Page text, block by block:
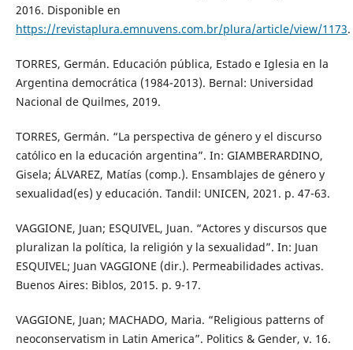
2016. Disponible en
https://revistaplura.emnuvens.com.br/plura/article/view/1173.
TORRES, Germán. Educación pública, Estado e Iglesia en la
Argentina democrática (1984-2013). Bernal: Universidad
Nacional de Quilmes, 2019.
TORRES, Germán. “La perspectiva de género y el discurso
católico en la educación argentina”. In: GIAMBERARDINO,
Gisela; ÁLVAREZ, Matías (comp.). Ensamblajes de género y
sexualidad(es) y educación. Tandil: UNICEN, 2021. p. 47-63.
VAGGIONE, Juan; ESQUIVEL, Juan. “Actores y discursos que
pluralizan la política, la religión y la sexualidad”. In: Juan
ESQUIVEL; Juan VAGGIONE (dir.). Permeabilidades activas.
Buenos Aires: Biblos, 2015. p. 9-17.
VAGGIONE, Juan; MACHADO, Maria. “Religious patterns of
neoconservatism in Latin America”. Politics & Gender, v. 16.